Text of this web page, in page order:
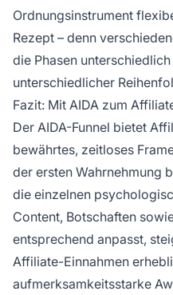
Ordnungsinstrument
Rezept – denn
die Phasen
unterschiedlicher
Fazit: Mit AIDA zum
Der AIDA-Funnel bietet
bewährtes, zeitloses
der ersten Wahrnehmung
die einzelnen
Content, Botschaften
entsprechend anpasst,
Affiliate-Einnahmen
aufmerksamkeitsstarke